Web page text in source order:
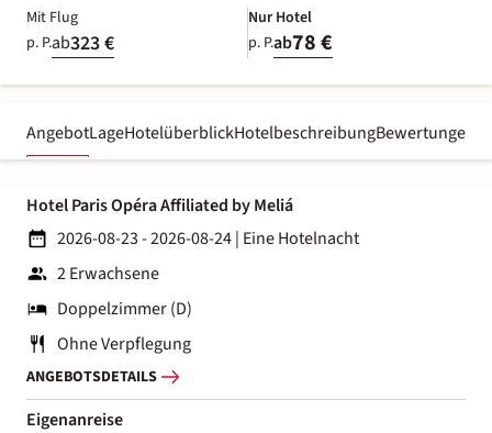
Mit Flug
p. P.ab323 €
Nur Hotel
p. P.ab78 €
AngebotLageHotelüberblickHotelbeschreibungBewertungen
Hotel Paris Opéra Affiliated by Meliá
2026-08-23 - 2026-08-24| Eine Hotelnacht
2 Erwachsene
Doppelzimmer (D)
Ohne Verpflegung
ANGEBOTSDETAILS
Eigenanreise